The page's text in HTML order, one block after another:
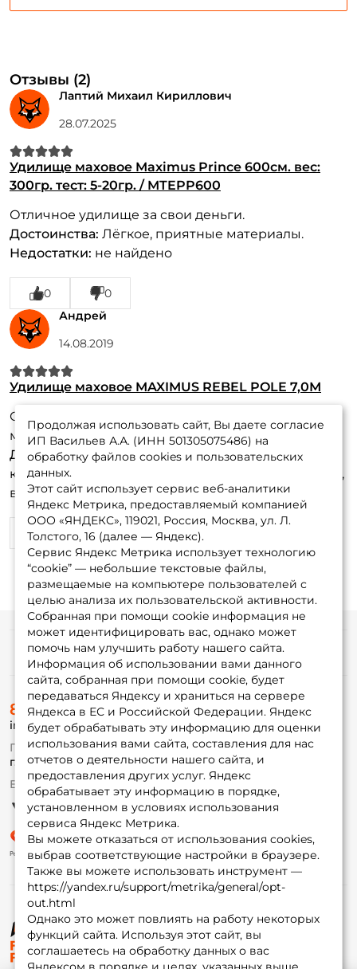
Отзывы (2)
Лаптий Михаил Кириллович
28.07.2025
Удилище маховое Maximus Prince 600см. вес:
300гр. тест: 5-20гр. / MTEPP600
Отличное удилище за свои деньги.
Достоинства: Лёгкое, приятные материалы.
Недостатки: не найдено
0
0
Андрей
14.08.2019
Удилище маховое MAXIMUS REBEL POLE 7,0М
Около месяца. Пользовался спином Максимус,
мах оправдал ожидания.
Достоинства:Отличная палка. Опробовал на
карпе. Отлично отработала. Относительно лёгкая,
выважевать рыбу за 2кг одно удовольствие.
7 90
Продолжая использовать сайт, Вы даете согласие
ИП Васильев А.А. (ИНН 501305075486) на
обработку файлов cookies и пользовательских
данных.
Этот сайт использует сервис веб-аналитики
Яндекс Метрика, предоставляемый компанией
ООО «ЯНДЕКС», 119021, Россия, Москва, ул. Л.
Толстого, 16 (далее — Яндекс).
Сервис Яндекс Метрика использует технологию
“cookie” — небольшие текстовые файлы,
размещаемые на компьютере пользователей с
целью анализа их пользовательской активности.
Собранная при помощи cookie информация не
может идентифицировать вас, однако может
помочь нам улучшить работу нашего сайта.
Информация об использовании вами данного
сайта, собранная при помощи cookie, будет
передаваться Яндексу и храниться на сервере
Яндекса в ЕС и Российской Федерации. Яндекс
будет обрабатывать эту информацию для оценки
использования вами сайта, составления для нас
отчетов о деятельности нашего сайта, и
предоставления других услуг. Яндекс
обрабатывает эту информацию в порядке,
установленном в условиях использования
сервиса Яндекс Метрика.
Вы можете отказаться от использования cookies,
выбрав соответствующие настройки в браузере.
Также вы можете использовать инструмент —
https://yandex.ru/support/metrika/general/opt-
out.html
Однако это может повлиять на работу некоторых
функций сайта. Используя этот сайт, вы
соглашаетесь на обработку данных о вас
© ФоксФишинг, 2009-2026
Информация
О магазине
Доставка
Оплата
Fox-bonus
Гуру
Партнерская программа
8 (495) 532-77-88
info@foxfishing.ru
По вопросам с заказом
г. Москва, ул. Плеханова д.7
Ежедневно 10:00 до 20:00